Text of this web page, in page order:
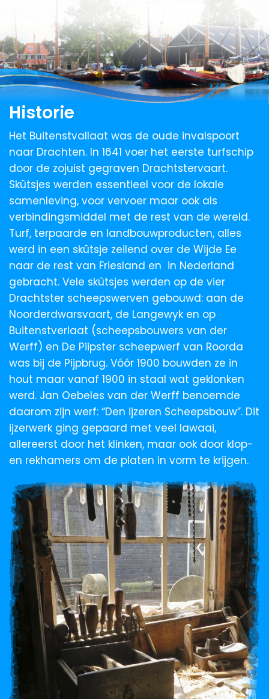
Historie
Het Buitenstvallaat was de oude invalspoort
naar Drachten. In 1641 voer het eerste turfschip
door de zojuist gegraven Drachtstervaart.
Skûtsjes werden essentieel voor de lokale
samenleving, voor vervoer maar ook als
verbindingsmiddel met de rest van de wereld.
Turf, terpaarde en landbouwproducten, alles
werd in een skûtsje zeilend over de Wijde Ee
naar de rest van Friesland en in Nederland
gebracht. Vele skûtsjes werden op de vier
Drachtster scheepswerven gebouwd: aan de
Noorderdwarsvaart, de Langewyk en op
Buitenstverlaat (scheepsbouwers van der
Werff) en De Piipster scheepwerf van Roorda
was bij de Pijpbrug. Vóór 1900 bouwden ze in
hout maar vanaf 1900 in staal wat geklonken
werd. Jan Oebeles van der Werff benoemde
daarom zijn werf: “Den ijzeren Scheepsbouw”. Dit
ijzerwerk ging gepaard met veel lawaai,
allereerst door het klinken, maar ook door klop-
en rekhamers om de platen in vorm te krijgen.